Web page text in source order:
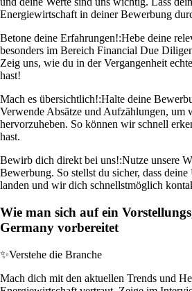
Energiewirtschaft in deiner Bewerbung
Betone deine Erfahrungen!:Hebe deine
besonders im Bereich Financial Due
Zeig uns, wie du in der Vergangenheit
hast!
Mach es übersichtlich!:Halte deine
Verwende Absätze und Aufzählungen, um
hervorzuheben. So können wir schnell
hast.
Bewirb dich direkt bei uns!:Nutze unsere
Bewerbung. So stellst du sicher, dass
landen und wir dich schnellstmöglich
Wie man sich auf ein
Germany vorbereitet
✨Verstehe die Branche
Mach dich mit den aktuellen Trends und